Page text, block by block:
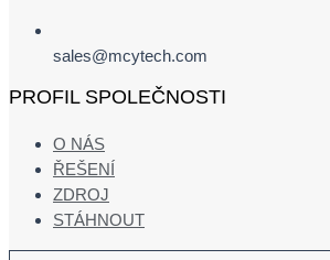
sales@mcytech.com
PROFIL SPOLEČNOSTI
O NÁS
ŘEŠENÍ
ZDROJ
STÁHNOUT